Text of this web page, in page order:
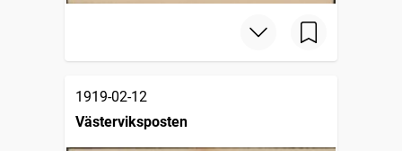
1919-02-12
Västerviksposten